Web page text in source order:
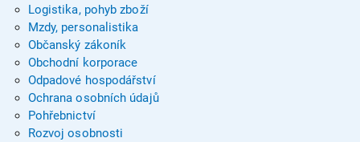
Logistika, pohyb zboží
Mzdy, personalistika
Občanský zákoník
Obchodní korporace
Odpadové hospodářství
Ochrana osobních údajů
Pohřebnictví
Rozvoj osobnosti